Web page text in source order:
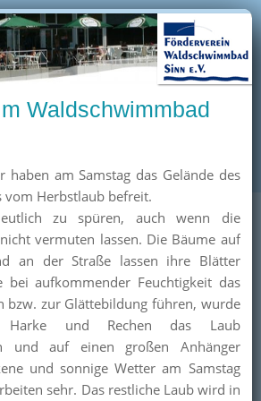
Waldschwimmbad
haben am Samstag das Gelände des
vom Herbstlaub befreit.
zu spüren, auch wenn die
vermuten lassen. Die Bäume auf
an der Straße lassen ihre Blätter
bei aufkommender Feuchtigkeit das
bzw. zur Glättebildung führen, wurde
Harke und Rechen das Laub
und auf einen großen Anhänger
und sonnige Wetter am Samstag
sehr. Das restliche Laub wird in